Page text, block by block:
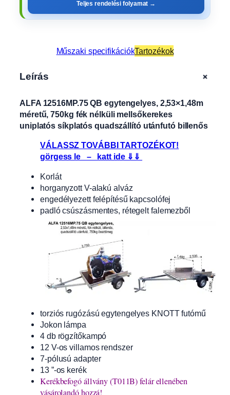
Teljes rendelési folyamat →
Műszaki specifikációkTartozékok
Leírás +
ALFA 12516MP.75 QB egytengelyes, 2,53×1,48m
méretű, 750kg fék nélküli mellsőkerekes
uniplatós síkplatós quadszállító utánfutó billenős
VÁLASSZ TOVÁBBI TARTOZÉKOT!
görgess le – katt ide ⇓⇓
Korlát
horganyzott V-alakú alváz
engedélyezett felépítésű kapcsolófej
padló csúszásmentes, rétegelt falemezből
torziós rugózású egytengelyes KNOTT futómű
Jokon lámpa
4 db rögzítőkampó
12 V-os villamos rendszer
7-pólusú adapter
13 ”-os kerék
Kerékbefogó állvány (T011B) felár ellenében
vásárolandó hozzá!